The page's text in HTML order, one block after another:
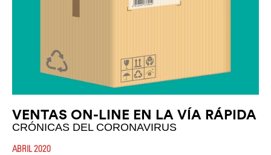
VENTAS ON-LINE EN LA VÍA RÁPIDA
CRÓNICAS DEL CORONAVIRUS
ABRIL 2020